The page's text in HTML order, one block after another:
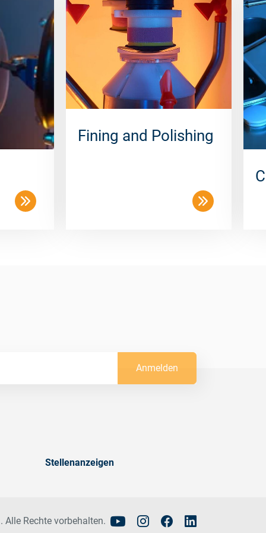
Fining and Polishing
Anmelden
Stellenanzeigen
Alle Rechte vorbehalten.